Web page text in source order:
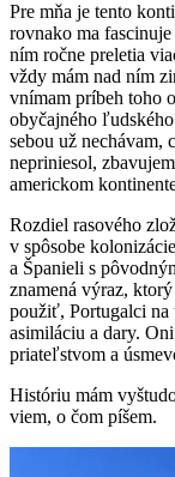
Pre mňa je tento
rovnako ma
ním ročne preletia
vždy mám nad ním
vnímam príbeh toho
obyčajného
sebou už nechávam,
nepriniesol,
americkom
Rozdiel rasového
v spôsobe
a Španieli s
znamená výraz,
použiť, Portugalci na
asimiláciu a dary.
priateľstvom a
Históriu mám
viem, o čom píšem.